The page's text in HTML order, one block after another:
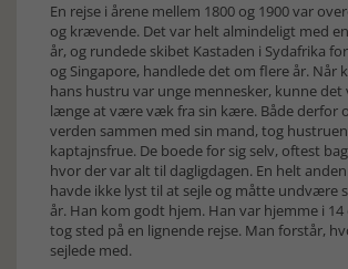
En rejse i årene mellem 1800 og 1900 var
og krævende. Det var helt almindeligt med
år, og rundede skibet Kastaden i Sydafrika
og Singapore, handlede det om flere år. Når
hans hustru var unge mennesker, kunne
længe at være væk fra sin kære. Både derfor
verden sammen med sin mand, tog
kaptajnsfrue. De boede for sig selv, oftest
hvor der var alt til dagligdagen. En helt
havde ikke lyst til at sejle og måtte undvære
år. Han kom godt hjem. Han var hjemme i 14
tog sted på en lignende rejse. Man forstår,
sejlede med.